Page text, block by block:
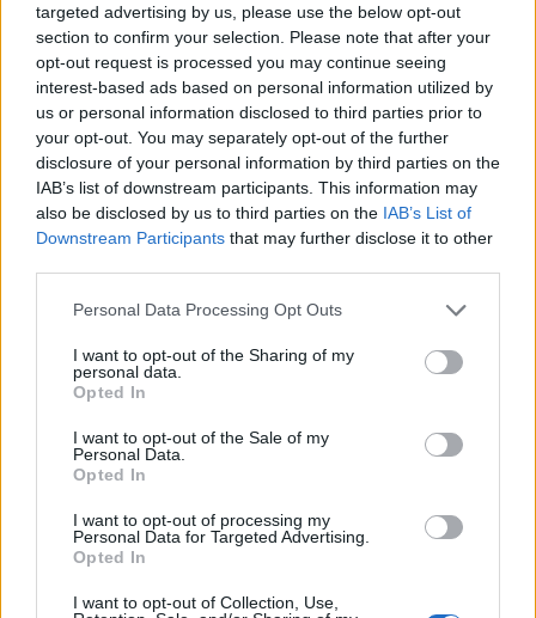
targeted advertising by us, please use the below opt-out
section to confirm your selection. Please note that after your
opt-out request is processed you may continue seeing
interest-based ads based on personal information utilized by
us or personal information disclosed to third parties prior to
your opt-out. You may separately opt-out of the further
disclosure of your personal information by third parties on the
IAB’s list of downstream participants. This information may
also be disclosed by us to third parties on the IAB’s List of
Downstream Participants that may further disclose it to other
Please note that this website/app uses one or more Google
not limited to your visit or usage behaviour. You may click to
grant or deny consent to Google and its third-party tags to
use your data for below specified purposes in below Google
consent section.
Personal Data Processing Opt Outs
I want to opt-out of the Sharing of my
personal data.
Opted In
I want to opt-out of the Sale of my
Personal Data.
Opted In
I want to opt-out of processing my
Personal Data for Targeted Advertising.
Opted In
I want to opt-out of Collection, Use,
¿Quién es Chad Boyce?: cómo murió
durante la serie Los 100
La biografía de Chad Boyce que había muerto…